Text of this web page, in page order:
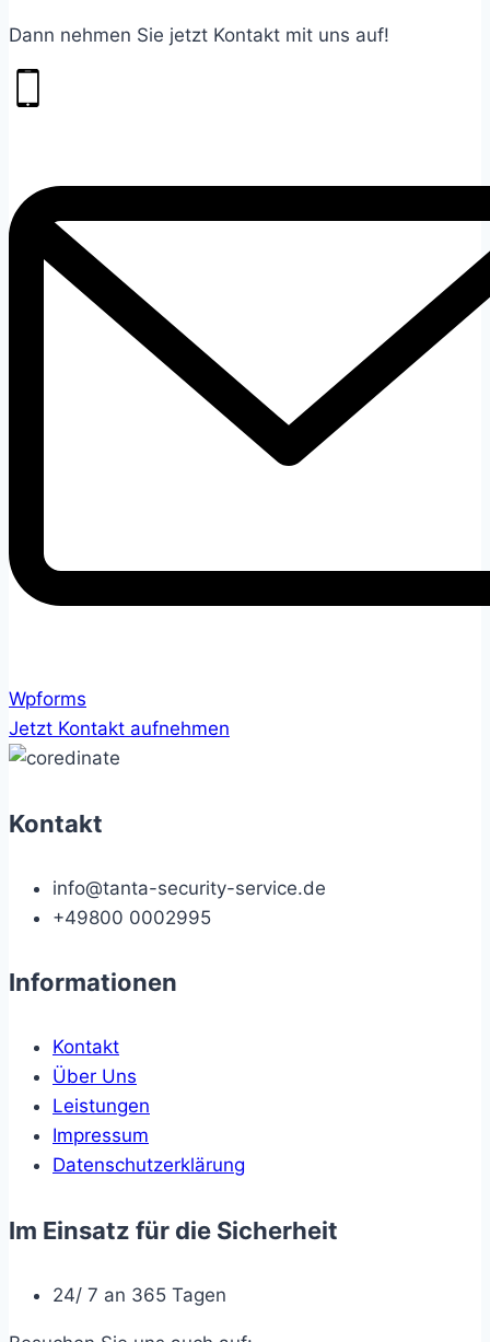
Dann nehmen Sie jetzt Kontakt mit uns auf!
Wpforms
Jetzt Kontakt aufnehmen
Kontakt
info@tanta-security-service.de
+49800 0002995
Informationen
Kontakt
Über Uns
Leistungen
Impressum
Datenschutzerklärung
Im Einsatz für die Sicherheit
24/ 7 an 365 Tagen